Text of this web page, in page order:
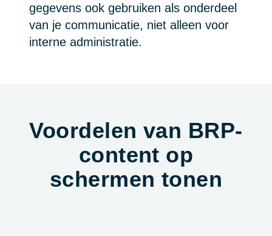
gegevens ook gebruiken als onderdeel
van je communicatie, niet alleen voor
interne administratie.
Voordelen van BRP-
content op
schermen tonen